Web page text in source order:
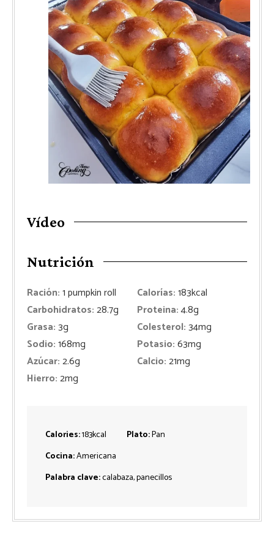
Vídeo
Nutrición
Ración:1pumpkin roll Calorías:183kcal
Carbohidratos:28.7g Proteina:4.8g
Grasa:3g Colesterol:34mg
Sodio:168mg Potasio:63mg
Azúcar:2.6g Calcio:21mg
Hierro:2mg
Calories:183kcal Plato:Pan
Cocina:Americana
Palabra clave:calabaza, panecillos